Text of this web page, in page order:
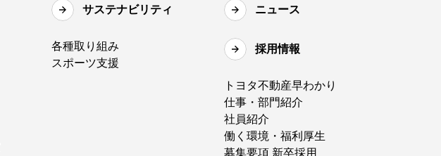
サステナビリティ
各種取り組み
スポーツ支援
ニュース
採用情報
トヨタ不動産早わかり
仕事・部門紹介
社員紹介
働く環境・福利厚生
募集要項 新卒採用